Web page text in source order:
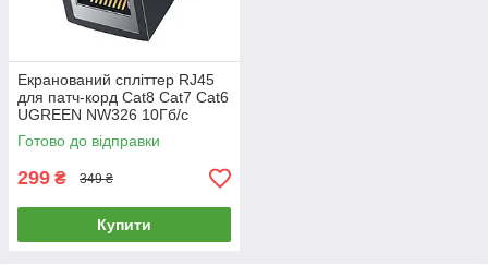
Екранований спліттер RJ45
для патч-корд Cat8 Cat7 Cat6
UGREEN NW326 10Гб/с
з'єднувач витої пари мама-
мама (чорний)
Готово до відправки
299 ₴ 349 ₴
Купити